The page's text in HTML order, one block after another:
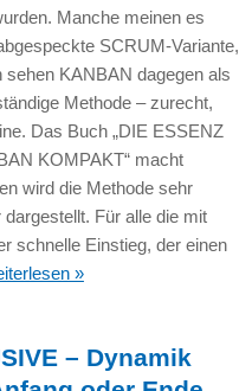
Manche meinen es
SCRUM-Variante,
sehen KANBAN dagegen als
Methode – zurecht,
Das Buch „DIE ESSENZ
KOMPAKT“ macht
wird die Methode sehr
Für alle die mit
schnelle Einstieg, der einen
»
– Dynamik